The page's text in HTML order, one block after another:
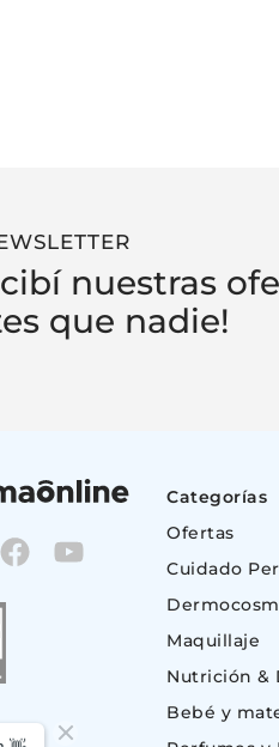
nuestras
que nadie!
Categorías
Ofertas
Cuidado
Maquillaje
Nutrición &
Bebé y